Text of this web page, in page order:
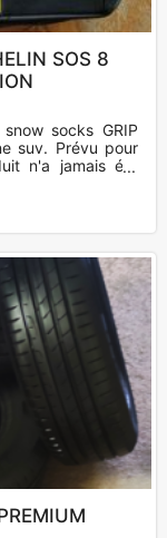
SOS 8
socks GRIP
suv. Prévu pour
n'a jamais été